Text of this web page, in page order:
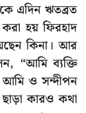
এদিন ঋতব্রত
করা হয় ফিরহাদ
কিনা। আর
“আমি ব্যক্তি
আমি ও সন্দীপন
কারও কথা